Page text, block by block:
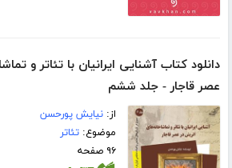
دانلود کتاب آشنایی ایرانیان با تئاتر و
عصر قاجار - جلد ششم
از:نیایش پورحسن
موضوع:تئاتر
۹۶ صفحه